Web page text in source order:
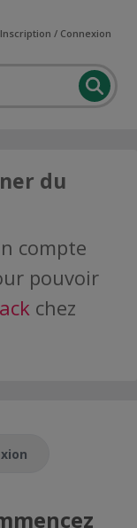
Inscription / Connexion
du
compte
pouvoir
chez